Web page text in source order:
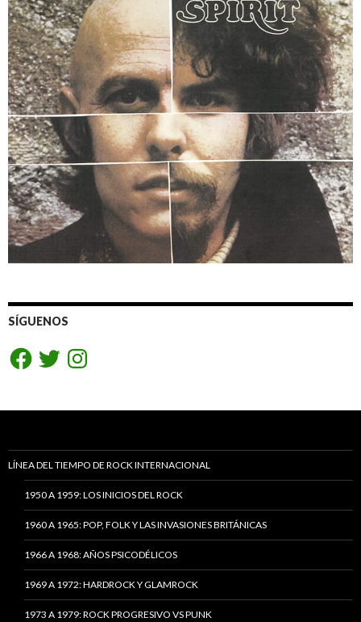
SÍGUENOS
FacebookTwitterInstagram
LÍNEA DEL TIEMPO DE ROCK INTERNACIONAL
1950 A 1959: LOS INICIOS DEL ROCK
1960 A 1965: POP, FOLK Y LAS INVASIONES BRITÁNICAS
1966 A 1968: AÑOS PSICODÉLICOS
1969 A 1972: HARDROCK Y GLAMROCK
1973 A 1979: ROCK PROGRESIVO VS PUNK